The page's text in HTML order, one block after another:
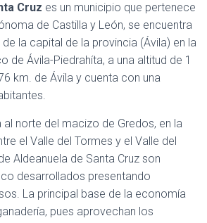
Cruz es un municipio que pertenece
de Castilla y León, se encuentra
la capital de la provincia (Ávila) en la
de Ávila-Piedrahíta, a una altitud de 1
km. de Ávila y cuenta con una
al norte del macizo de Gredos, en la
el Valle del Tormes y el Valle del
Aldeanuela de Santa Cruz son
desarrollados presentando
La principal base de la economía
pues aprovechan los